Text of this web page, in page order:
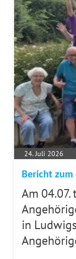
24. Juli 2026
Bericht
Am
in